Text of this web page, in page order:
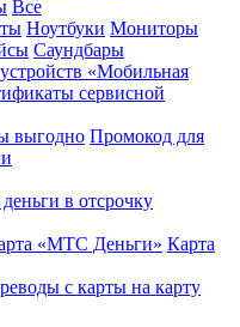
Все
Ноутбуки Мониторы
Саундбары
«Мобильная
сервисной
выгодно Промокод для
в отсрочку
«МТС Деньги» Карта
с карты на карту